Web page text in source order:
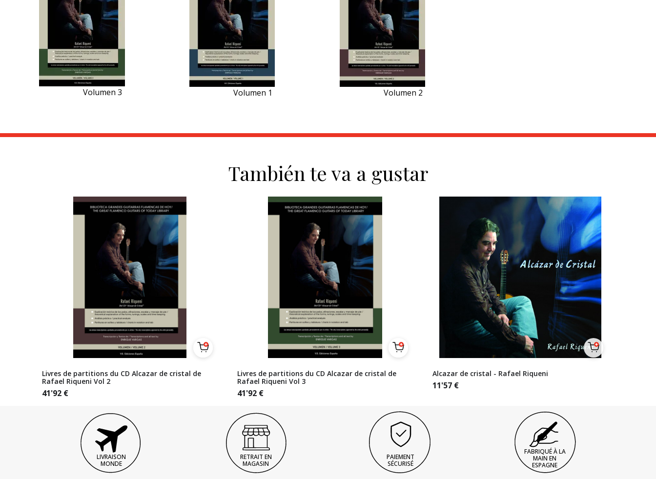
Volumen 3 Volumen 1 Volumen 2
También te va a gustar
Livres de partitions du CD Alcazar de cristal de
Rafael Riqueni Vol 2
41'92 €
Livres de partitions du CD Alcazar de cristal de
Rafael Riqueni Vol 3
41'92 €
Alcazar de cristal - Rafael Riqueni
11'57 €
LIVRAISON
MONDE
RETRAIT EN
MAGASIN
PAIEMENT
SÉCURISÉ
FABRIQUÉ À LA
MAIN EN
ESPAGNE